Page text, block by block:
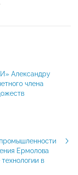
Александру
члена
Ермолова
в